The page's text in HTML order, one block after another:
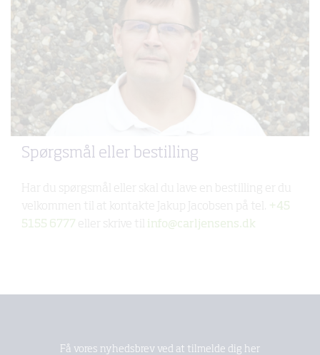
Spørgsmål eller bestilling
Har du spørgsmål eller skal du lave en bestilling er du
velkommen til at kontakte Jakup Jacobsen på tel.
+45
5155 6777 eller skrive til info@carljensens.dk
Få vores nyhedsbrev ved at tilmelde dig her